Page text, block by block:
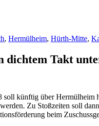
, Hermülheim, Hürth-Mitte,
dichtem Takt
soll künftig über Hermülheim
Zu Stoßzeiten soll
beim